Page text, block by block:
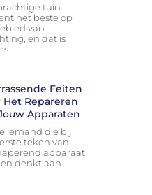
tuin
het beste op
van
en dat is
Feiten
Het Repareren
Apparaten
iemand die bij
teken van
apparaat
denkt aan